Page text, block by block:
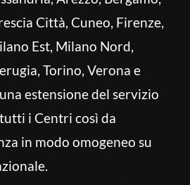
Città, Cuneo, Firenze,
Est, Milano Nord,
Torino, Verona e
estensione del servizio
i Centri così da
in modo omogeneo su